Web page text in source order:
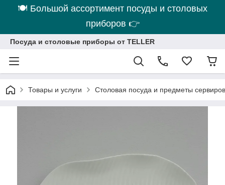
🍽 Большой ассортимент посуды и столовых
приборов 👉
Посуда и столовые приборы от TELLER
Товары и услуги Столовая посуда и предметы